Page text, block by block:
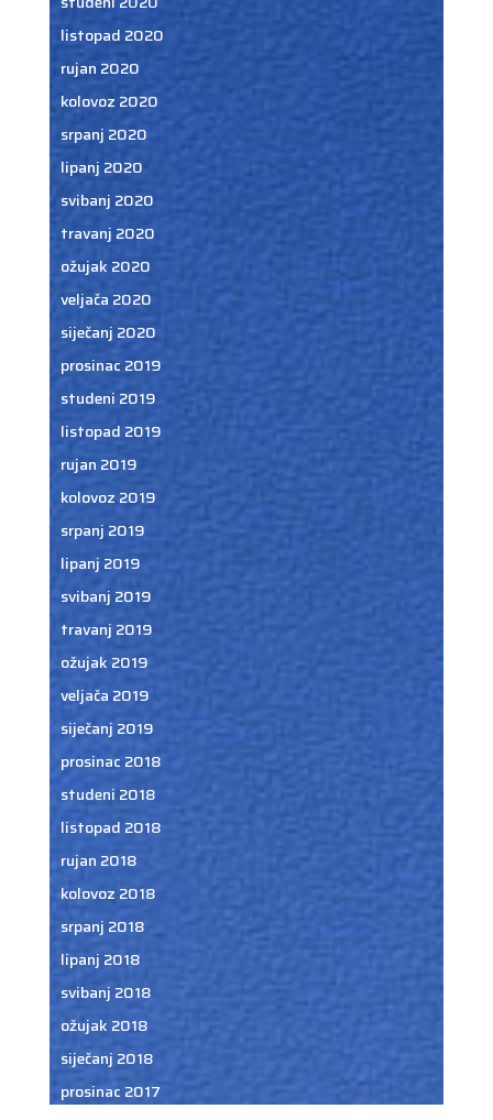
listopad 2020
rujan 2020
kolovoz 2020
srpanj 2020
lipanj 2020
svibanj 2020
travanj 2020
ožujak 2020
veljača 2020
siječanj 2020
prosinac 2019
studeni 2019
listopad 2019
rujan 2019
kolovoz 2019
srpanj 2019
lipanj 2019
svibanj 2019
travanj 2019
ožujak 2019
veljača 2019
siječanj 2019
prosinac 2018
studeni 2018
listopad 2018
rujan 2018
kolovoz 2018
srpanj 2018
lipanj 2018
svibanj 2018
ožujak 2018
siječanj 2018
prosinac 2017